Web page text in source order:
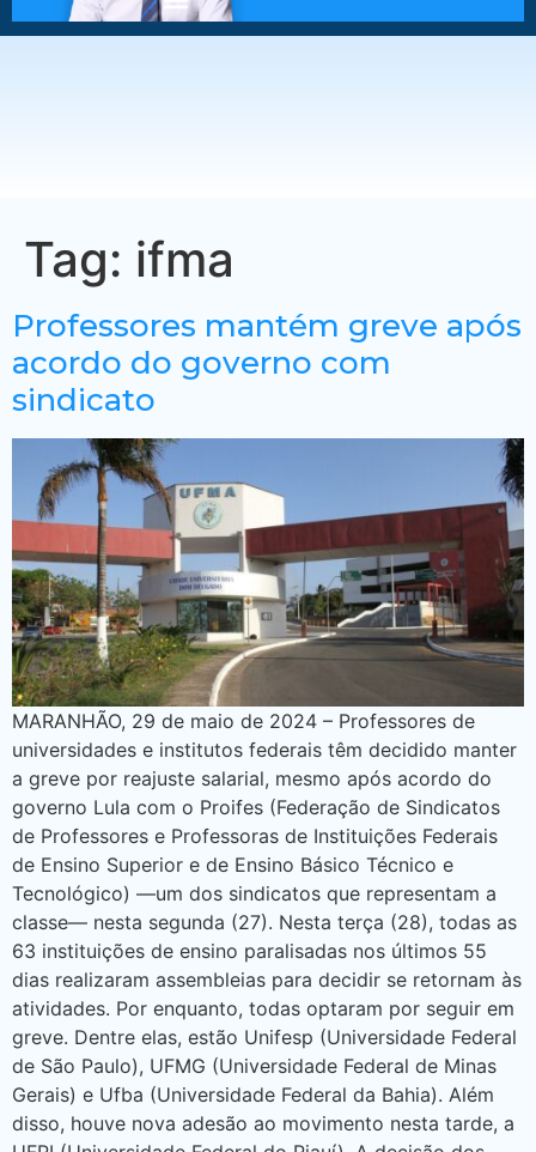
Tag: ifma
Professores mantém greve após
acordo do governo com
sindicato
MARANHÃO, 29 de maio de 2024 – Professores de
universidades e institutos federais têm decidido manter
a greve por reajuste salarial, mesmo após acordo do
governo Lula com o Proifes (Federação de Sindicatos
de Professores e Professoras de Instituições Federais
de Ensino Superior e de Ensino Básico Técnico e
Tecnológico) —um dos sindicatos que representam a
classe— nesta segunda (27). Nesta terça (28), todas as
63 instituições de ensino paralisadas nos últimos 55
dias realizaram assembleias para decidir se retornam às
atividades. Por enquanto, todas optaram por seguir em
greve. Dentre elas, estão Unifesp (Universidade Federal
de São Paulo), UFMG (Universidade Federal de Minas
Gerais) e Ufba (Universidade Federal da Bahia). Além
disso, houve nova adesão ao movimento nesta tarde, a